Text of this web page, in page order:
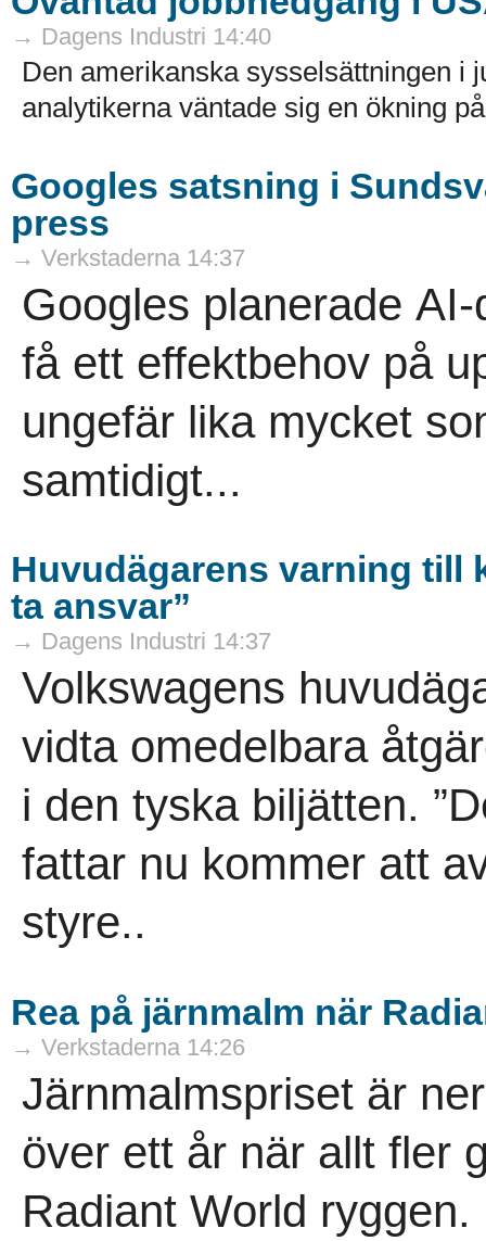
→ Dagens Industri 14:40
Den amerikanska sysselsättningen i
analytikerna väntade sig en ökning
Googles satsning i
press
→ Verkstaderna 14:37
Googles planerade
få ett effektbehov på
ungefär lika mycket
samtidigt...
Huvudägarens varning till
ta ansvar”
→ Dagens Industri 14:37
Volkswagens
vidta omedelbara
i den tyska biljätten.
fattar nu kommer att
styre..
Rea på järnmalm när
→ Verkstaderna 14:26
Järnmalmspriset är
över ett år när allt fler
Radiant World